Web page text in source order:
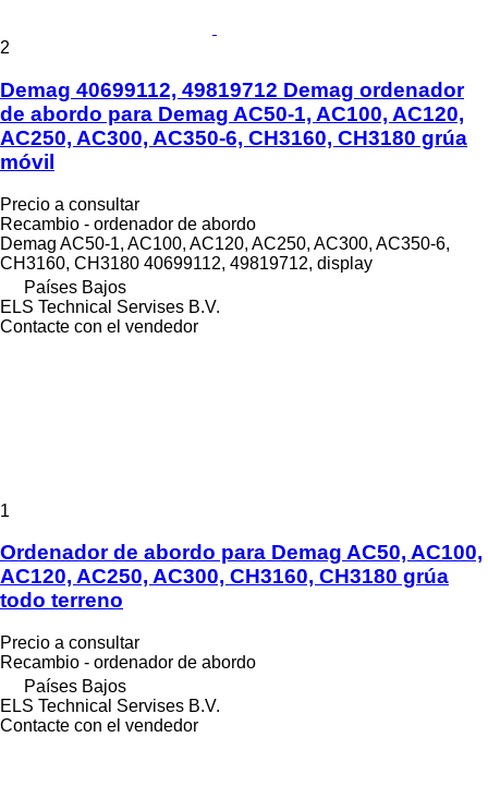
2
Demag 40699112, 49819712 Demag ordenador
de abordo para Demag AC50-1, AC100, AC120,
AC250, AC300, AC350-6, CH3160, CH3180 grúa
móvil
Precio a consultar
Recambio - ordenador de abordo
Demag AC50-1, AC100, AC120, AC250, AC300, AC350-6,
CH3160, CH3180 40699112, 49819712, display
Países Bajos
ELS Technical Servises B.V.
Contacte con el vendedor
1
Ordenador de abordo para Demag AC50, AC100,
AC120, AC250, AC300, CH3160, CH3180 grúa
todo terreno
Precio a consultar
Recambio - ordenador de abordo
Países Bajos
ELS Technical Servises B.V.
Contacte con el vendedor